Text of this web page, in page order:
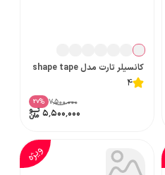
کانسیلر تارت مدل shape tape
4
۷٬۵۰۰٬۰۰۰ %
27
۵٬۵۰۰٬۰۰۰
ویژه